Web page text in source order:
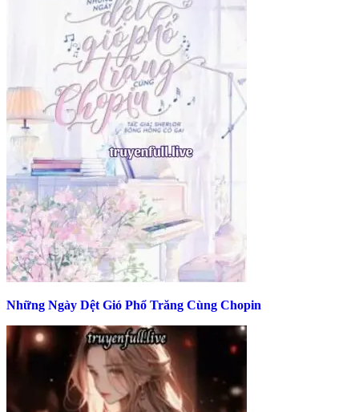
Những Ngày Dệt Gió Phổ Trăng Cùng Chopin